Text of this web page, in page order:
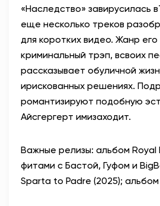
«Наследство» завирусилась
еще несколько треков
для коротких видео. Жанр его
криминальный трэп, всвоих
рассказывает обуличной
ирискованных решениях.
романтизируют подобную
Айсгергерт имизаходит.
Важные релизы: альбом Royal
фитами с Бастой, Гуфом и
Sparta to Padre (2025); альбом